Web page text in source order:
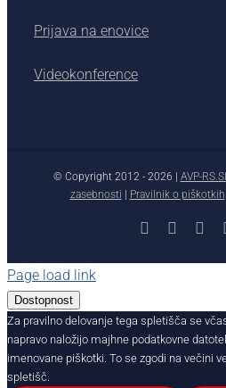
Prijava na enovice
Videokonference
© Copyright 2012 - 2026 | AVP-RS.SI
zasebnosti
Pravilnik o piškotkih
Facebook
Page load link
Dostopnost
Za pravilno delovanje tega spletišča se
napravo naložijo majhne podatkovne
imenovane piškotki. To se zgodi na večini
spletišč.